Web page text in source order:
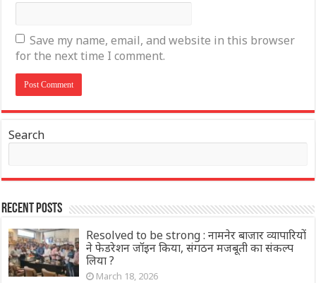
Save my name, email, and website in this browser
for the next time I comment.
Search
Recent Posts
Resolved to be strong : नामनेर बाजार व्यापारियों
ने फेडरेशन जॉइन किया, संगठन मजबूती का संकल्प
लिया ?
March 18, 2026